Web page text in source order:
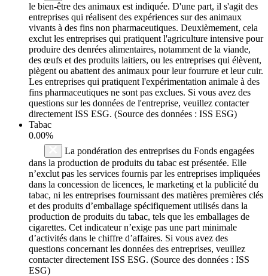
le bien-être des animaux est indiquée. D'une part, il s'agit des
entreprises qui réalisent des expériences sur des animaux
vivants à des fins non pharmaceutiques. Deuxièmement, cela
exclut les entreprises qui pratiquent l'agriculture intensive pour
produire des denrées alimentaires, notamment de la viande,
des œufs et des produits laitiers, ou les entreprises qui élèvent,
piègent ou abattent des animaux pour leur fourrure et leur cuir.
Les entreprises qui pratiquent l'expérimentation animale à des
fins pharmaceutiques ne sont pas exclues. Si vous avez des
questions sur les données de l'entreprise, veuillez contacter
directement ISS ESG. (Source des données : ISS ESG)
Tabac
0.00%
La pondération des entreprises du Fonds engagées
dans la production de produits du tabac est présentée. Elle
n’exclut pas les services fournis par les entreprises impliquées
dans la concession de licences, le marketing et la publicité du
tabac, ni les entreprises fournissant des matières premières clés
et des produits d’emballage spécifiquement utilisés dans la
production de produits du tabac, tels que les emballages de
cigarettes. Cet indicateur n’exige pas une part minimale
d’activités dans le chiffre d’affaires. Si vous avez des
questions concernant les données des entreprises, veuillez
contacter directement ISS ESG. (Source des données : ISS
ESG)